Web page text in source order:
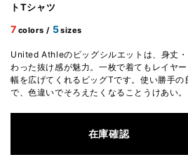
トTシャツ
7 colors / 5sizes
United Athleのビッグシルエットは、身丈
わった抜け感が魅力。一枚で着てもレイヤ
幅を広げてくれるビッグTです。使い勝手
で、色違いでそろえたくなることうけあい。
在庫確認